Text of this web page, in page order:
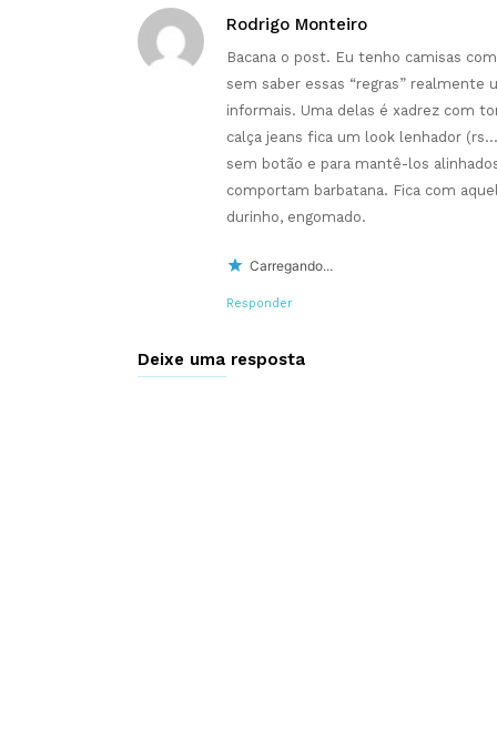
Rodrigo Monteiro
Bacana o post. Eu tenho camisas
sem saber essas “regras” realmente
informais. Uma delas é xadrez com
calça jeans fica um look lenhador
sem botão e para mantê-los
comportam barbatana. Fica com
durinho, engomado.
Carregando...
Responder
Deixe uma resposta